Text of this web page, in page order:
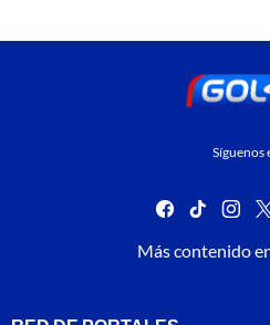
Síguenos
facebook
tiktok
Más contenido